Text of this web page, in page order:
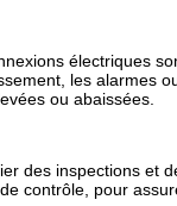
électriques
les alarmes
ou abaissées.
des inspections et
contrôle, pour